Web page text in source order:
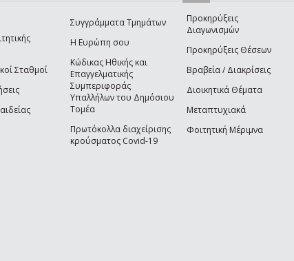
Σταθμοί
Συγγράμματα Τμημάτων
Η Ευρώπη σου
Κώδικας Ηθικής και
Επαγγελματικής
Συμπεριφοράς
Υπαλλήλων του Δημόσιου
Τομέα
Πρωτόκολλα διαχείρισης
κρούσματος Covid-19
Προκηρύξεις
Διαγωνισμών
Προκηρύξεις Θέσεων
Βραβεία / Διακρίσεις
Διοικητικά Θέματα
Μεταπτυχιακά
Φοιτητική Μέριμνα